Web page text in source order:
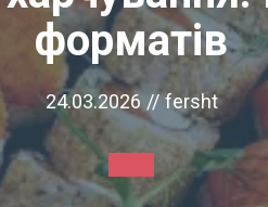
форматів
24.03.2026 // fersht